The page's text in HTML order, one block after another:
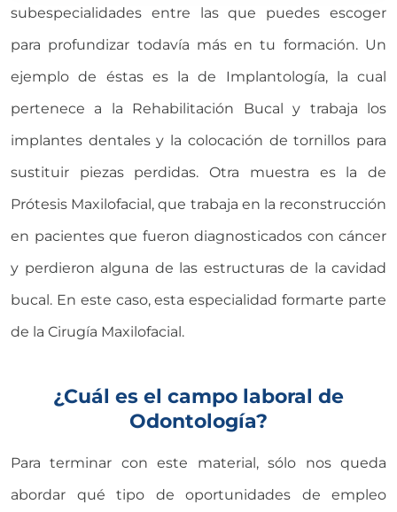
subespecialidades entre las que puedes escoger
para profundizar todavía más en tu formación. Un
ejemplo de éstas es la de Implantología, la cual
pertenece a la Rehabilitación Bucal y trabaja los
implantes dentales y la colocación de tornillos para
sustituir piezas perdidas. Otra muestra es la de
Prótesis Maxilofacial, que trabaja en la reconstrucción
en pacientes que fueron diagnosticados con cáncer
y perdieron alguna de las estructuras de la cavidad
bucal. En este caso, esta especialidad formarte parte
de la Cirugía Maxilofacial.
¿Cuál es el campo laboral de
Odontología?
Para terminar con este material, sólo nos queda
abordar qué tipo de oportunidades de empleo